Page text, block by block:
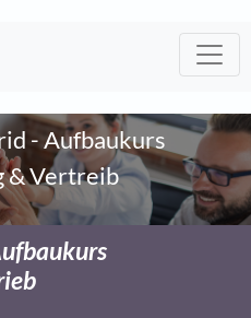
- Aufbaukurs
& Vertreib